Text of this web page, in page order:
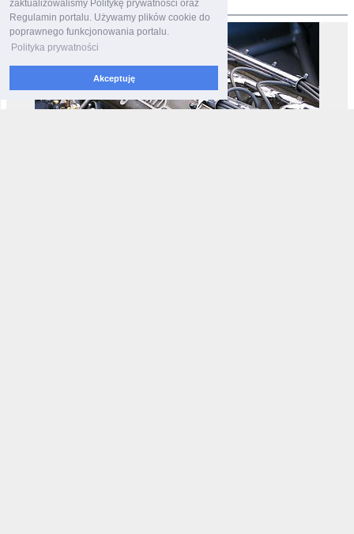
zaktualizowaliśmy Politykę prywatności oraz
Regulamin portalu. Używamy plików cookie do
poprawnego funkcjonowania portalu.
Polityka prywatności
Akceptuję